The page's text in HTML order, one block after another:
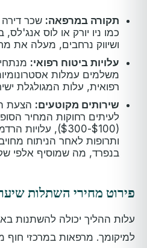
תקורה במרפאה: שכר
כמו ניו יורק או לוס
ושיווק נרחבים, מעלה את
עלויות ביטוח רפואי:
משלמים עמלות
רפואית, עלות המגולגלת
שירותים מקוטעים: הצעת
לעיתים רחוקות המחיר
($100-$300),
ותרופות לאחר הניתוח
בנפרד, מה שמוסיף אלפי
פירוט מחירי השתלות
עלות ההליך יכולה להשתנות
למיקומך. מרפאות במרכזי חוף